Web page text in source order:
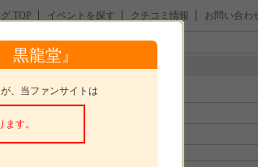
TOP イベントを探す クチコミ情報 お問い合わ
！
龍堂』
、当ファンサイトは
す。
メニュー